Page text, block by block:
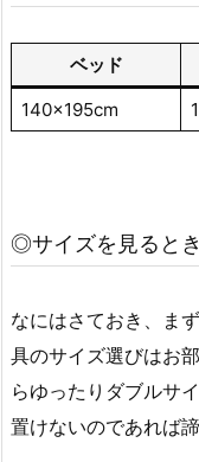
ベッド
140×195cm
◎サイズを見ると
なにはさておき、ま
具のサイズ選びはお
らゆったりダブルサ
置けないのであれば